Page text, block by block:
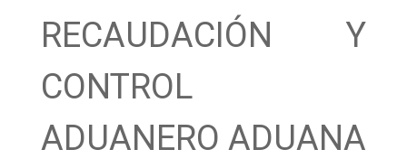
RECAUDACIÓN Y
CONTROL
ADUANERO ADUANA